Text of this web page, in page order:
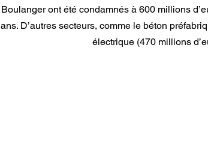
Boulanger ont été condamnés à 600 millions
ans. D’autres secteurs, comme le béton
électrique (470 millions